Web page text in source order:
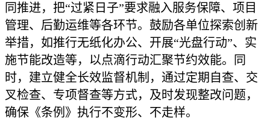
同推进，把“过紧日子”要求融入服务保障、项目
管理、后勤运维等各环节。鼓励各单位探索创新
举措，如推行无纸化办公、开展“光盘行动”、实
施节能改造等，以点滴行动汇聚节约效能。同
时，建立健全长效监督机制，通过定期自查、交
叉检查、专项督查等方式，及时发现整改问题，
确保《条例》执行不变形、不走样。